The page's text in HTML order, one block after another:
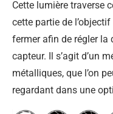
Cette lumière traverse
cette partie de
fermer afin de régler la
capteur. Il s’agit d’un
métalliques, que l’on
regardant dans une